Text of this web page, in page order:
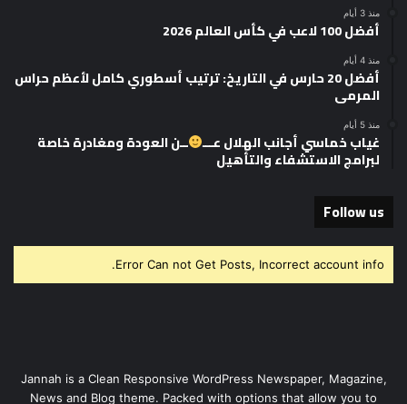
منذ 3 أيام
أفضل 100 لاعب في كأس العالم 2026
منذ 4 أيام
أفضل 20 حارس في التاريخ: ترتيب أسطوري كامل لأعظم حراس
المرمى
منذ 5 أيام
غياب خماسي أجانب الهلال عـــ ــن العودة ومغادرة خاصة
لبرامج الاستشفاء والتأهيل
Follow us
Error Can not Get Posts, Incorrect account info.
Jannah is a Clean Responsive WordPress Newspaper, Magazine,
News and Blog theme. Packed with options that allow you to